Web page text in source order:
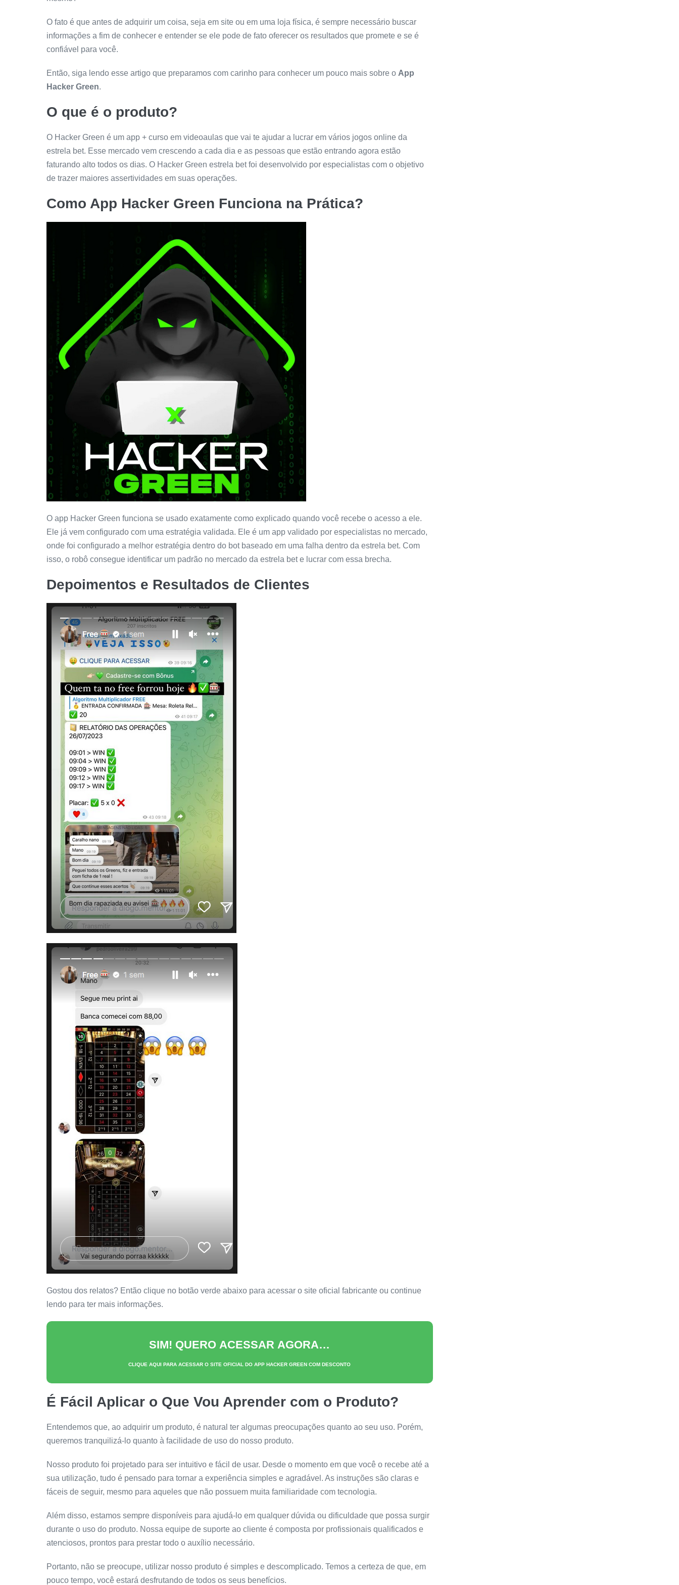
O fato é que antes de adquirir um coisa, seja em site ou em uma loja física, é sempre necessário buscar
informações a fim de conhecer e entender se ele pode de fato oferecer os resultados que promete e se é
confiável para você.
Então, siga lendo esse artigo que preparamos com carinho para conhecer um pouco mais sobre o App
Hacker Green.
O que é o produto?
O Hacker Green é um app + curso em videoaulas que vai te ajudar a lucrar em vários jogos online da
estrela bet. Esse mercado vem crescendo a cada dia e as pessoas que estão entrando agora estão
faturando alto todos os dias. O Hacker Green estrela bet foi desenvolvido por especialistas com o objetivo
de trazer maiores assertividades em suas operações.
Como App Hacker Green Funciona na Prática?
O app Hacker Green funciona se usado exatamente como explicado quando você recebe o acesso a ele.
Ele já vem configurado com uma estratégia validada. Ele é um app validado por especialistas no mercado,
onde foi configurado a melhor estratégia dentro do bot baseado em uma falha dentro da estrela bet. Com
isso, o robô consegue identificar um padrão no mercado da estrela bet e lucrar com essa brecha.
Depoimentos e Resultados de Clientes
Gostou dos relatos? Então clique no botão verde abaixo para acessar o site oficial fabricante ou continue
lendo para ter mais informações.
SIM! QUERO ACESSAR AGORA…
CLIQUE AQUI PARA ACESSAR O SITE OFICIAL DOAPP HACKER GREEN COM DESCONTO
É Fácil Aplicar o Que Vou Aprender com o Produto?
Entendemos que, ao adquirir um produto, é natural ter algumas preocupações quanto ao seu uso. Porém,
queremos tranquilizá-lo quanto à facilidade de uso do nosso produto.
Nosso produto foi projetado para ser intuitivo e fácil de usar. Desde o momento em que você o recebe até a
sua utilização, tudo é pensado para tornar a experiência simples e agradável. As instruções são claras e
fáceis de seguir, mesmo para aqueles que não possuem muita familiaridade com tecnologia.
Além disso, estamos sempre disponíveis para ajudá-lo em qualquer dúvida ou dificuldade que possa surgir
durante o uso do produto. Nossa equipe de suporte ao cliente é composta por profissionais qualificados e
atenciosos, prontos para prestar todo o auxílio necessário.
Portanto, não se preocupe, utilizar nosso produto é simples e descomplicado. Temos a certeza de que, em
pouco tempo, você estará desfrutando de todos os seus benefícios.